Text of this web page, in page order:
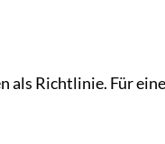
als Richtlinie. Für